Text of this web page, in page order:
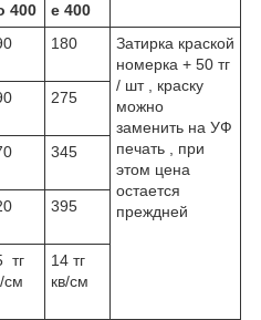
400
е 400
180
Затирка краской
номерка + 50 тг
/ шт , краску
можно
заменить на УФ
печать , при
этом цена
остается
преждней
275
345
395
тг
см
14 тг
кв/см